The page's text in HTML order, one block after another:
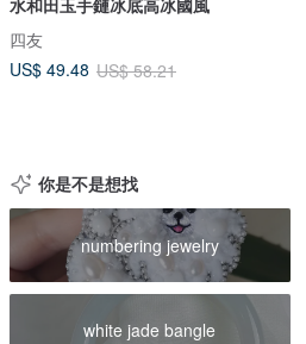
水和田玉手鏈冰底高冰國風
四友
US$ 49.48 US$ 58.21
你是不是想找
numbering jewelry
white jade bangle